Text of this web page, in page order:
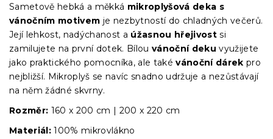
Sametově hebká a měkká mikroplyšová deka s
vánočním motivem je nezbytností do chladných večerů.
Její lehkost, nadýchanost a úžasnou hřejivostsi
zamilujete na první dotek. Bílou vánoční deku využijete
jako praktického pomocníka, ale také vánoční dárek pro
nejbližší. Mikroplyš se navíc snadno udržuje a nezůstávají
na něm žádné skvrny.
Rozměr: 160 x 200 cm | 200 x 220 cm
Materiál: 100% mikrovlákno